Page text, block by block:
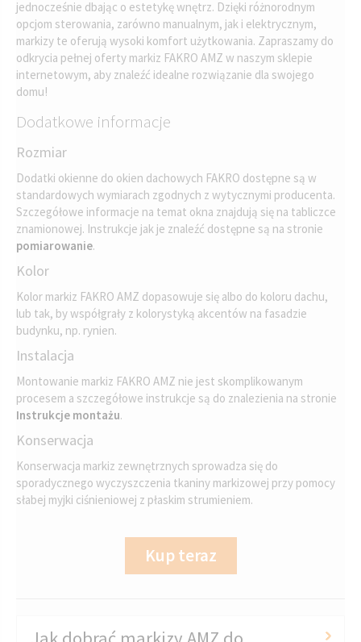
jednocześnie dbając o estetykę wnętrz. Dzięki różnorodnym
opcjom sterowania, zarówno manualnym, jak i elektrycznym,
markizy te oferują wysoki komfort użytkowania. Zapraszamy do
odkrycia pełnej oferty markiz FAKRO AMZ w naszym sklepie
internetowym, aby znaleźć idealne rozwiązanie dla swojego
domu!
Dodatkowe informacje
Rozmiar
Dodatki okienne do okien dachowych FAKRO dostępne są w
standardowych wymiarach zgodnych z wytycznymi producenta.
Szczegółowe informacje na temat okna znajdują się na tabliczce
znamionowej. Instrukcje jak je znaleźć dostępne są na stronie
pomiarowanie.
Kolor
Kolor markiz FAKRO AMZ dopasowuje się albo do koloru dachu,
lub tak, by współgrały z kolorystyką akcentów na fasadzie
budynku, np. rynien.
Instalacja
Montowanie markiz FAKRO AMZ nie jest skomplikowanym
procesem a szczegółowe instrukcje są do znalezienia na stronie
Instrukcje montażu.
Konserwacja
Konserwacja markiz zewnętrznych sprowadza się do
sporadycznego wyczyszczenia tkaniny markizowej przy pomocy
słabej myjki ciśnieniowej z płaskim strumieniem.
Kup teraz